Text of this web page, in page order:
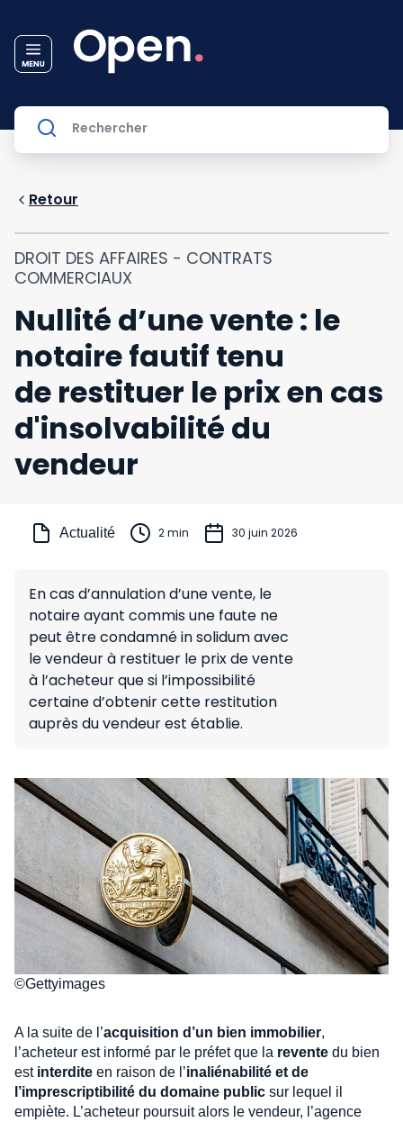
Retour
DROIT DES AFFAIRES - CONTRATS
COMMERCIAUX
Nullité d’une vente : le
notaire fautif tenu
de restituer le prix en cas
d'insolvabilité du
vendeur
Actualité 2 min 30 juin 2026
En cas d’annulation d’une vente, le
notaire ayant commis une faute ne
peut être condamné in solidum avec
le vendeur à restituer le prix de vente
à l’acheteur que si l’impossibilité
certaine d’obtenir cette restitution
auprès du vendeur est établie.
©Gettyimages
A la suite de l’acquisition d’un bien immobilier,
l’acheteur est informé par le préfet que la revente du bien
est interdite en raison de l’inaliénabilité et de
l’imprescriptibilité du domaine public sur lequel il
empiète. L’acheteur poursuit alors le vendeur, l’agence